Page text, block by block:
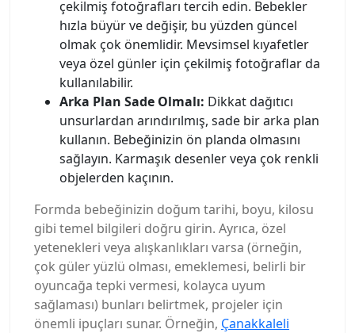
çekilmiş fotoğrafları tercih edin. Bebekler
hızla büyür ve değişir, bu yüzden güncel
olmak çok önemlidir. Mevsimsel kıyafetler
veya özel günler için çekilmiş fotoğraflar da
kullanılabilir.
Arka Plan Sade Olmalı: Dikkat dağıtıcı
unsurlardan arındırılmış, sade bir arka plan
kullanın. Bebeğinizin ön planda olmasını
sağlayın. Karmaşık desenler veya çok renkli
objelerden kaçının.
Formda bebeğinizin doğum tarihi, boyu, kilosu
gibi temel bilgileri doğru girin. Ayrıca, özel
yetenekleri veya alışkanlıkları varsa (örneğin,
çok güler yüzlü olması, emeklemesi, belirli bir
oyuncağa tepki vermesi, kolayca uyum
sağlaması) bunları belirtmek, projeler için
önemli ipuçları sunar. Örneğin, Çanakkaleli